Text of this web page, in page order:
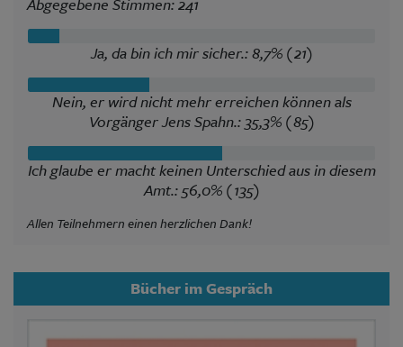
Ja, da bin ich mir sicher.: 8,7% (21)
Nein, er wird nicht mehr erreichen können als
Vorgänger Jens Spahn.: 35,3% (85)
Ich glaube er macht keinen Unterschied aus in diesem
Amt.: 56,0% (135)
Allen Teilnehmern einen herzlichen Dank!
Bücher im Gespräch